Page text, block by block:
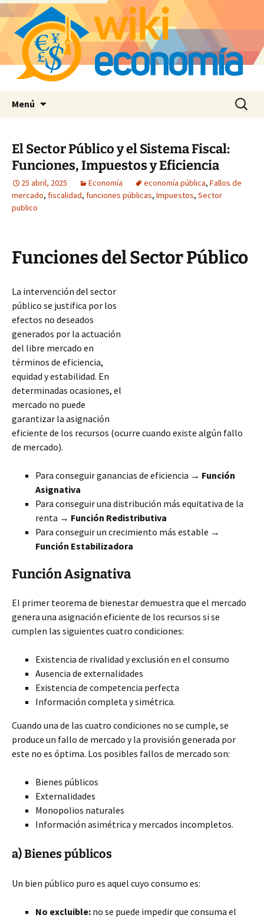
Menú Buscar:
El Sector Público y el Sistema Fiscal:
Funciones, Impuestos y Eficiencia
25 abril, 2025 Economía economía pública, Fallos de
mercado, fiscalidad, funciones públicas, Impuestos, Sector
publico
Funciones del Sector Público
La intervención del sector
público se justifica por los
efectos no deseados
generados por la actuación
del libre mercado en
términos de eficiencia,
equidad y estabilidad. En
determinadas ocasiones, el
mercado no puede
garantizar la asignación
eficiente de los recursos (ocurre cuando existe algún fallo
de mercado).
Para conseguir ganancias de eficiencia → Función
Asignativa
Para conseguir una distribución más equitativa de la
renta → Función Redistributiva
Para conseguir un crecimiento más estable →
Función Estabilizadora
Función Asignativa
El primer teorema de bienestar demuestra que el mercado
genera una asignación eficiente de los recursos si se
cumplen las siguientes cuatro condiciones:
Existencia de rivalidad y exclusión en el consumo
Ausencia de externalidades
Existencia de competencia perfecta
Información completa y simétrica.
Cuando una de las cuatro condiciones no se cumple, se
produce un fallo de mercado y la provisión generada por
este no es óptima. Los posibles fallos de mercado son:
Bienes públicos
Externalidades
Monopolios naturales
Información asimétrica y mercados incompletos.
a) Bienes públicos
Un bien público puro es aquel cuyo consumo es:
No excluible: no se puede impedir que consuma el